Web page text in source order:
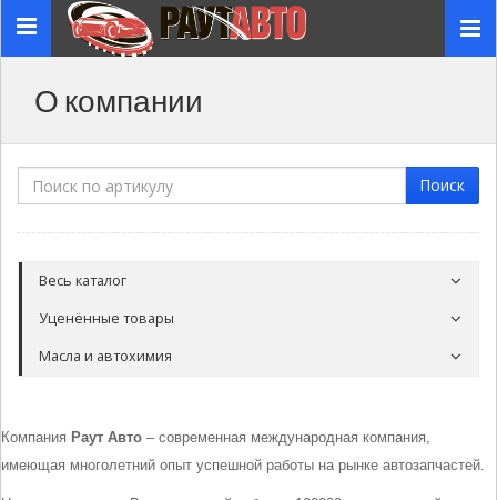
Toggle
navigation
О компании
Поиск
Весь каталог
Уценённые товары
Масла и автохимия
Компания Раут Авто – современная международная компания,
имеющая многолетний опыт успешной работы на рынке автозапчастей.